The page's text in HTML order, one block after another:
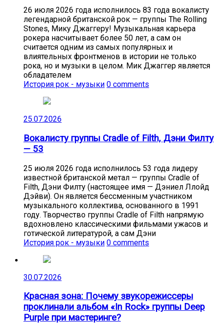
26 июля 2026 года исполнилось 83 года вокалисту
легендарной британской рок — группы The Rolling
Stones, Мику Джаггеру! Музыкальная карьера
рокера насчитывает более 50 лет, а сам он
считается одним из самых популярных и
влиятельных фронтменов в истории не только
рока, но и музыки в целом. Мик Джаггер является
обладателем
История рок - музыки 0 comments
25.07.2026
Вокалисту группы Cradle of Filth, Дэни Филту
— 53
25 июля 2026 года исполнилось 53 года лидеру
известной британской метал — группы Cradle of
Filth, Дэни Филту (настоящее имя — Дэниел Ллойд
Дэйви). Он является бессменным участником
музыкального коллектива, основанного в 1991
году. Творчество группы Cradle of Filth напрямую
вдохновлено классическими фильмами ужасов и
готической литературой, а сам Дэни
История рок - музыки 0 comments
30.07.2026
Красная зона: Почему звукорежиссеры
проклинали альбом «In Rock» группы Deep
Purple при мастеринге?